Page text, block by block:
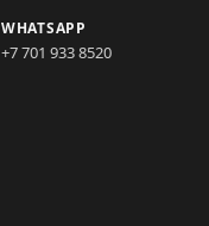
WHATSAPP
+7 701 933 8520